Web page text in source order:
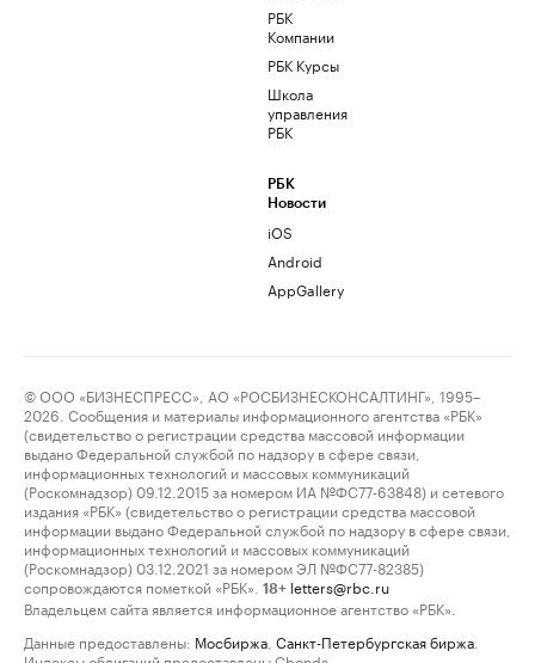
РБК
Компании
РБК Курсы
Школа
управления
РБК
РБК
Новости
iOS
Android
AppGallery
© ООО «БИЗНЕСПРЕСС», АО «РОСБИЗНЕСКОНСАЛТИНГ», 1995–
2026. Сообщения и материалы информационного агентства «РБК»
(свидетельство о регистрации средства массовой информации
выдано Федеральной службой по надзору в сфере связи,
информационных технологий и массовых коммуникаций
(Роскомнадзор) 09.12.2015 за номером ИА №ФС77-63848) и сетевого
издания «РБК» (свидетельство о регистрации средства массовой
информации выдано Федеральной службой по надзору в сфере связи,
информационных технологий и массовых коммуникаций
(Роскомнадзор) 03.12.2021 за номером ЭЛ №ФС77-82385)
сопровождаются пометкой «РБК».
18+ letters@rbc.ru
Владельцем сайта является информационное агентство «РБК».
Данные предоставлены: Мосбиржа Санкт-Петербургская биржа